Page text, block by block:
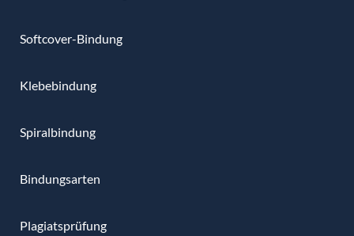
Softcover-Bindung
Klebebindung
Spiralbindung
Bindungsarten
Plagiatsprüfung